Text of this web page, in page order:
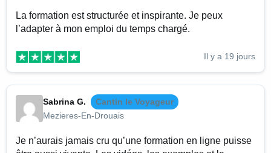
La formation est structurée et inspirante. Je peux
l’adapter à mon emploi du temps chargé.
Il y a 19 jours
Sabrina G.
Cantin le Voyageur
Mezieres-En-Drouais
Je n’aurais jamais cru qu’une formation en ligne puisse